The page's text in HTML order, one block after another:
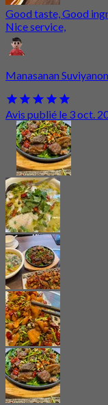
Good taste, Good
Nice service,
Manasanan
Avis publié le 3 oct.